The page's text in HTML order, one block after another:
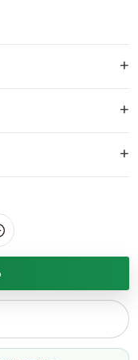
+
+
+